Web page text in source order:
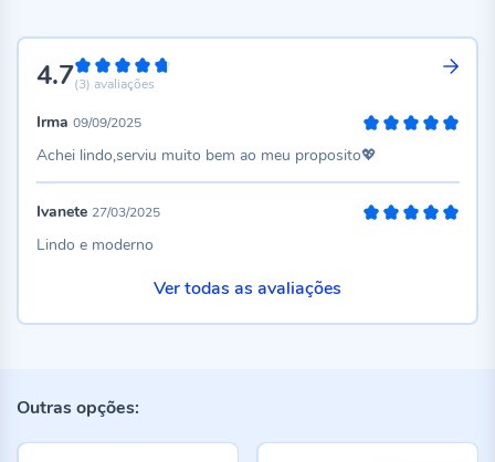
4.794%
(3) avaliações
Irma 09/09/2025
Achei lindo,serviu muito bem ao meu proposito💖
Ivanete 27/03/2025
Lindo e moderno
Ver todas as avaliações
Outras opções: